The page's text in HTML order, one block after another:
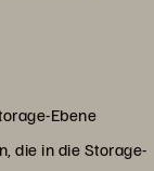
Ebene
die in die Storage-